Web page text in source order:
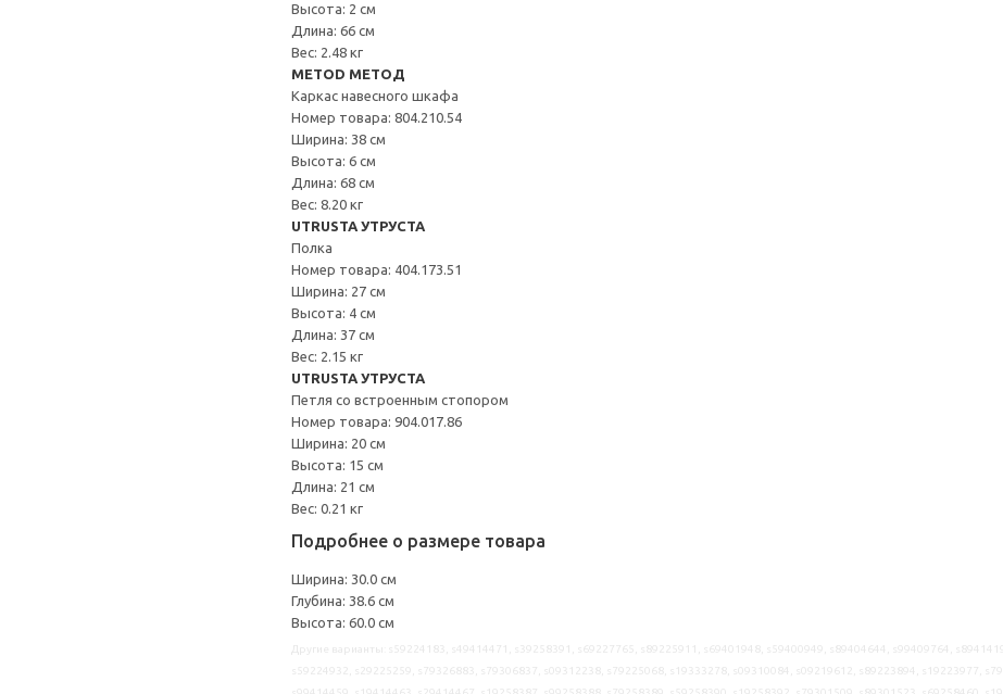
Высота: 2 см
Длина: 66 см
Вес: 2.48 кг
METOD МЕТОД
Каркас навесного шкафа
Номер товара: 804.210.54
Ширина: 38 см
Высота: 6 см
Длина: 68 см
Вес: 8.20 кг
UTRUSTA УТРУСТА
Полка
Номер товара: 404.173.51
Ширина: 27 см
Высота: 4 см
Длина: 37 см
Вес: 2.15 кг
UTRUSTA УТРУСТА
Петля со встроенным стопором
Номер товара: 904.017.86
Ширина: 20 см
Высота: 15 см
Длина: 21 см
Вес: 0.21 кг
Подробнее о размере товара
Ширина: 30.0 см
Глубина: 38.6 см
Высота: 60.0 см